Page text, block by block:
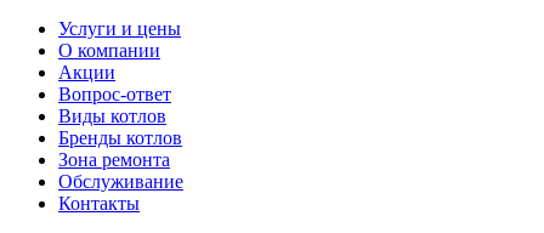
Услуги и цены
О компании
Акции
Вопрос-ответ
Виды котлов
Бренды котлов
Зона ремонта
Обслуживание
Контакты